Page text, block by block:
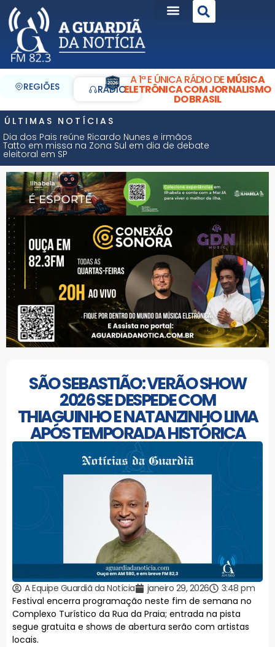
REGIÕES RÁDIO
A 1ª E ÚNICA RÁDIO DE MÚSICA
ELETRÔNICA COM JORNALISMO
DO BRASIL
ÚLTIMAS NOTÍCIAS
Dia dos Pais reúne Ricardo Nunes e irmãos
Tatto em missa na Zona Sul em dia de debate
eleitoral em SP
SÃO SEBASTIÃO: VERÃO SHOW
2026 SE DESPEDE COM
THIAGUINHO E NATANZINHO LIMA
APÓS TEMPORADA HISTÓRICA
A Equipe Guardiã da Notícia janeiro 29, 2026
3:48 pm
Festival encerra programação neste fim de semana no
Complexo Turístico da Rua da Praia; entrada na pista
segue gratuita e shows de abertura serão com artistas
locais.